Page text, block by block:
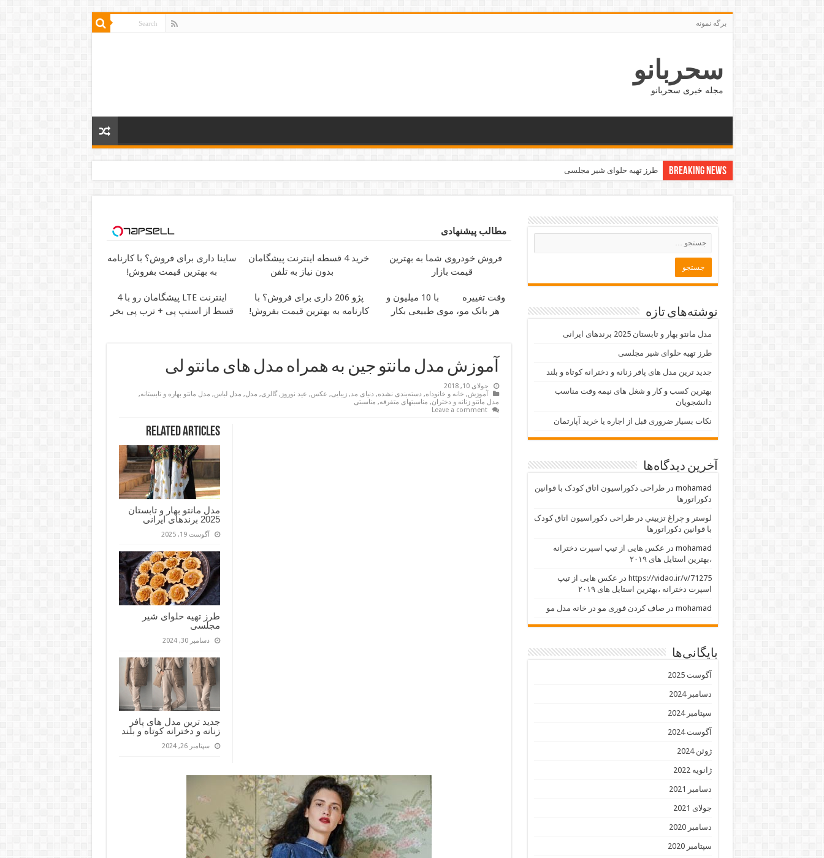
برگه نمونه
سحربانو
مجله خبری سحربانو
Breaking News جدید ترین مدل های پافر زنانه و دخترانه کوتاه و بلند
مطالب پیشنهادی
فروش خودروی شما به بهترین
قیمت بازار
خرید 4 قسطه اینترنت پیشگامان
بدون نیاز به تلفن
ساینا داری برای فروش؟ با کارنامه
به بهترین قیمت بفروش!
وقت تغییره
با 10 میلیون و
هر بانک مو، موی طبیعی بکار
پژو 206 داری برای فروش؟ با
کارنامه به بهترین قیمت بفروش!
اینترنت LTE پیشگامان رو با 4
قسط از اسنپ پی + ترب پی بخر
آموزش مدل مانتو جین به همراه مدل های مانتو لی
جولای 10, 2018
آموزش, خانه و خانوداه, دسته‌بندی نشده, دنیای مد,زیبایی, عکس, عید نوروز ,گالری, مدل, مدل لباس, مدل مانتو بهاره و تابستانه,
مدل مانتو زنانه و دختران, مناسبتهای متفرقه, مناسبتی
Leave a comment
Related Articles
مدل مانتو بهار و تابستان
2025 برندهای ایرانی
آگوست 19, 2025
طرز تهیه حلوای شیر
مجلسی
دسامبر 30, 2024
جدید ترین مدل های پافر
زنانه و دخترانه کوتاه و بلند
سپتامبر 26, 2024
نوشته‌های تازه
مدل مانتو بهار و تابستان 2025 برندهای ایرانی
طرز تهیه حلوای شیر مجلسی
جدید ترین مدل های پافر زنانه و دخترانه کوتاه و بلند
بهترین کسب و کار و شغل های نیمه وقت مناسب
دانشجویان
نکات بسیار ضروری قبل از اجاره یا خرید آپارتمان
آخرین دیدگاه‌ها
mohamad درطراحی دکوراسیون اتاق کودک با قوانین
دکوراتورها
لوستر و چراغ تزييني درطراحی دکوراسیون اتاق کودک
با قوانین دکوراتورها
mohamad در عکس هایی از تیپ اسپرت دخترانه
،بهترین استایل های ۲۰۱۹
https://vidao.ir/v/71275 در عکس هایی از تیپ
اسپرت دخترانه ،بهترین استایل های ۲۰۱۹
mohamad در صاف کردن فوری مو در خانه مدل مو
بایگانی‌ها
آگوست 2025
دسامبر 2024
سپتامبر 2024
آگوست 2024
ژوئن 2024
ژانویه 2022
دسامبر 2021
جولای 2021
دسامبر 2020
سپتامبر 2020